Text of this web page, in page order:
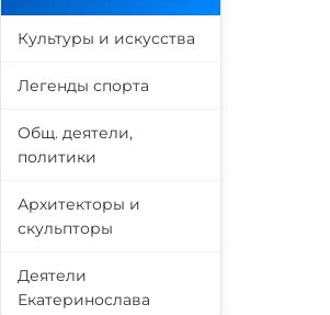
Культуры и искусства
Легенды спорта
Общ. деятели,
политики
Архитекторы и
скульпторы
Деятели
Екатеринослава